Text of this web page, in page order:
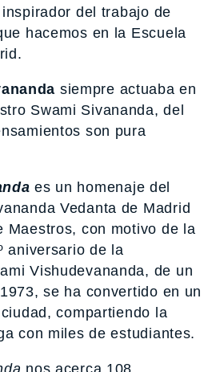
del trabajo de
hacemos en la Escuela
siempre actuaba en
Swami Sivananda, del
son pura
es un homenaje del
Vedanta de Madrid
Maestros, con motivo de la
aniversario de la
Vishudevananda, de un
se ha convertido en un
compartiendo la
con miles de estudiantes.
nos acerca 108